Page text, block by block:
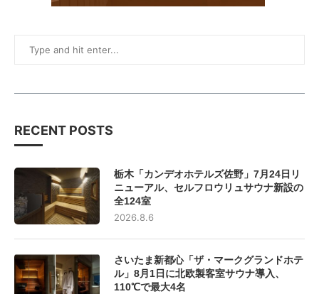
RECENT POSTS
栃木「カンデオホテルズ佐野」7月24日リ
ニューアル、セルフロウリュサウナ新設の
全124室
2026.8.6
さいたま新都心「ザ・マークグランドホテ
ル」8月1日に北欧製客室サウナ導入、
110℃で最大4名